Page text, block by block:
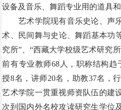
设备及音乐、舞蹈专业用的道具
艺术学院现有音乐史论、声
术、民间舞与史论、舞蹈基本功
究所”、“西藏大学校级艺术研究
前有专业教师68人，职称结构趋
授8名，讲师20名，助教37名，
艺术学院一贯重视师资队伍的建
次到国内外名校攻读研究生学位